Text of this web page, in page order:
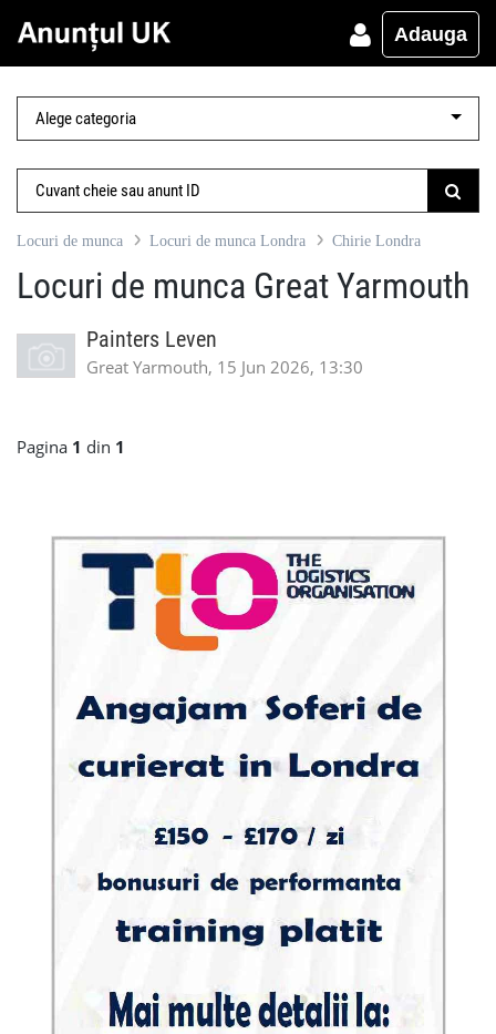
Adauga
Locuri de munca Locuri de munca Londra Chirie Londra
Locuri de munca Great Yarmouth
Painters Leven
Great Yarmouth, 15 Jun 2026, 13:30
Pagina 1 din 1